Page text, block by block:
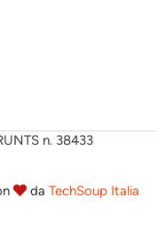
n. 38433
da TechSoup Italia